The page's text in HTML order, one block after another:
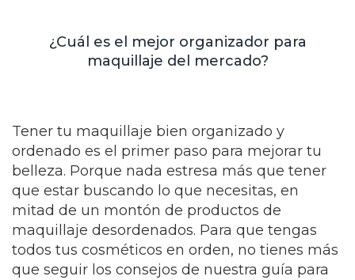
¿Cuál es el mejor organizador para
maquillaje del mercado?
Tener tu maquillaje bien organizado y
ordenado es el primer paso para mejorar tu
belleza. Porque nada estresa más que tener
que estar buscando lo que necesitas, en
mitad de un montón de productos de
maquillaje desordenados. Para que tengas
todos tus cosméticos en orden, no tienes más
que seguir los consejos de nuestra guía para